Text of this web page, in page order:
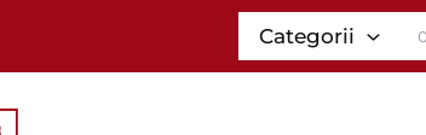
Categorii
for: